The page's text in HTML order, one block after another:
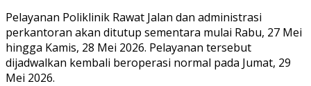
Pelayanan Poliklinik Rawat Jalan dan administrasi
perkantoran akan ditutup sementara mulai Rabu, 27 Mei
hingga Kamis, 28 Mei 2026. Pelayanan tersebut
dijadwalkan kembali beroperasi normal pada Jumat, 29
Mei 2026.